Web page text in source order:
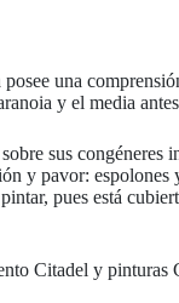
una
y el media
sus congéneres
y pavor:
pues está
Citadel y pinturas